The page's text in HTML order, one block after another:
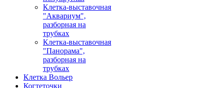
Клетка-выставочная
"Аквариум",
разборная на
трубках
Клетка-выставочная
"Панорама",
разборная на
трубках
Клетка Вольер
Когтеточки